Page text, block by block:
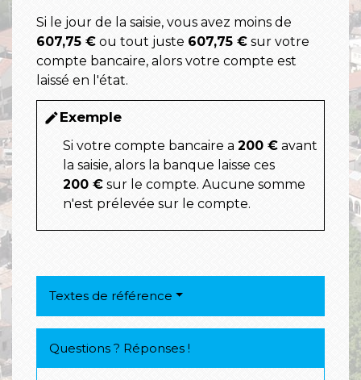
Si le jour de la saisie, vous avez moins de
607,75 € ou tout juste 607,75 € sur votre
compte bancaire, alors votre compte est
laissé en l'état.
editExemple
Si votre compte bancaire a 200 € avant
la saisie, alors la banque laisse ces
200 € sur le compte. Aucune somme
n'est prélevée sur le compte.
Textes de référence
Questions ? Réponses !